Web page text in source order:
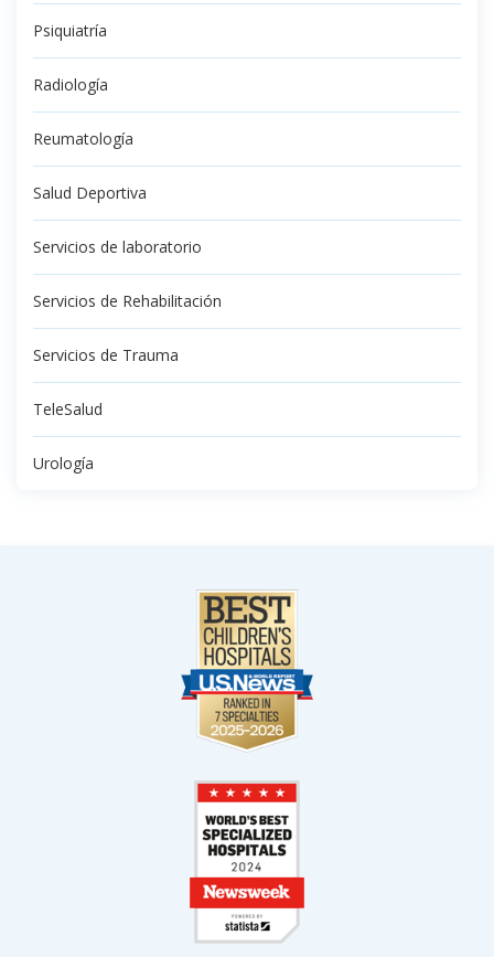
Psiquiatría
Radiología
Reumatología
Salud Deportiva
Servicios de laboratorio
Servicios de Rehabilitación
Servicios de Trauma
TeleSalud
Urología